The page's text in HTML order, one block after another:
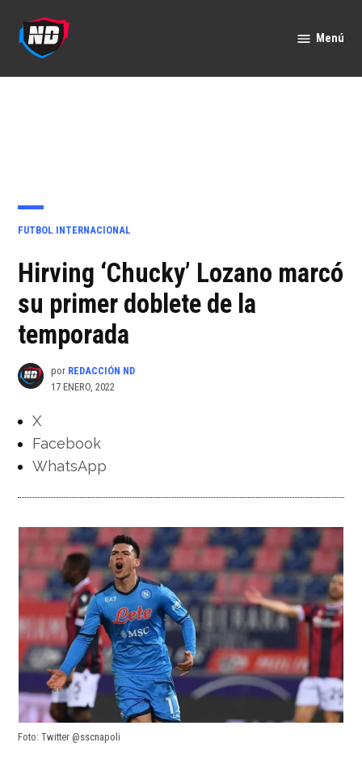
contenido
Menú
PUBLICADO
FUTBOL INTERNACIONAL
Hirving ‘Chucky’ Lozano marcó
su primer doblete de la
temporada
por REDACCIÓN ND
17 ENERO, 2022
X
Facebook
WhatsApp
Foto: Twitter @sscnapoli